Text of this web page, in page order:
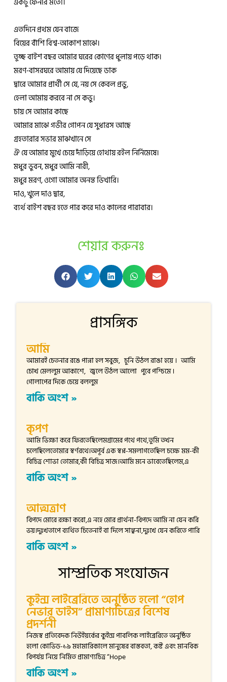
এতদিনে প্রথম যেন বাজে
বিয়ের বাঁশি বিশ্ব-আকাশ মাঝে।
তুচ্ছ বাইশ বছর আমার ঘরের কোণের ধুলায় পড়ে থাক।
মরণ-বাসরঘরে আমায় যে দিয়েছে ডাক
দ্বারে আমার প্রার্থী সে যে, নয় সে কেবল প্রভু,
হেলা আমায় করবে না সে কভু।
চায় সে আমার কাছে
আমার মাঝে গভীর গোপন যে সুধারস আছে
গ্রহতারার সভার মাঝখানে সে
ঐ যে আমার মুখে চেয়ে দাঁড়িয়ে হোথায় রইল নির্নিমেষে।
মধুর ভুবন, মধুর আমি নারী,
মধুর মরণ, ওগো আমার অনন্ত ভিখারি।
দাও, খুলে দাও দ্বার,
ব্যর্থ বাইশ বছর হতে পার করে দাও কালের পারাবার।
শেয়ার করুনঃ
প্রাসঙ্গিক
আমি
আমারই চেতনার রঙে পান্না হল সবুজ, চুনি উঠল রাঙা হয়ে । আমি
চোখ মেললুম আকাশে, জ্বলে উঠল আলো পুবে পশ্চিমে ।
গোলাপের দিকে চেয়ে বললুম
বাকি অংশ »
কৃপণ
আমি ভিক্ষা করে ফিরতেছিলেমগ্রামের পথে পথে,তুমি তখন
চলেছিলেতোমার স্বর্ণরথে।অপূর্ব এক স্বপ্ন-সমলাগতেছিল চক্ষে মম-কী
বিচিত্র শোভা তোমার,কী বিচিত্র সাজ।আমি মনে ভাবেতেছিলেম,এ
বাকি অংশ »
আত্মত্রাণ
বিপদে মোরে রক্ষা করো,এ নহে মোর প্রার্থনা-বিপদে আমি না যেন করি
ভয়।দুঃখতাপে ব্যথিত চিতেনাই বা দিলে সান্ত্বনা,দুঃখে যেন করিতে পারি
বাকি অংশ »
সাম্প্রতিক সংযোজন
কুইন্স লাইব্রেরিতে অনুষ্ঠিত হলো “হোপ
নেভার ডাইস” প্রামাণ্যচিত্রের বিশেষ
প্রদর্শনী
নিজস্ব প্রতিবেদক নিউইয়র্কের কুইন্স পাবলিক লাইব্রেরিতে অনুষ্ঠিত
হলো কোভিড-১৯ মহামারিকালে মানুষের বাস্তবতা, কষ্ট এবং মানবিক
বিপর্যয় নিয়ে নির্মিত প্রামাণ্যচিত্র “Hope
বাকি অংশ »